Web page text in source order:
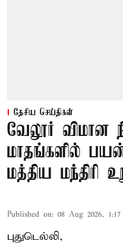
தேசிய செய்திகள்
வேலூர் விமான
மாதங்களில்
மத்திய மந்திரி
Published on: 08 Aug 2026,
புதுடெல்லி,